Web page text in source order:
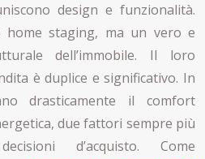
design e funzionalità.
staging, ma un vero e
dell’immobile. Il loro
è duplice e significativo. In
drasticamente il comfort
due fattori sempre più
d’acquisto. Come